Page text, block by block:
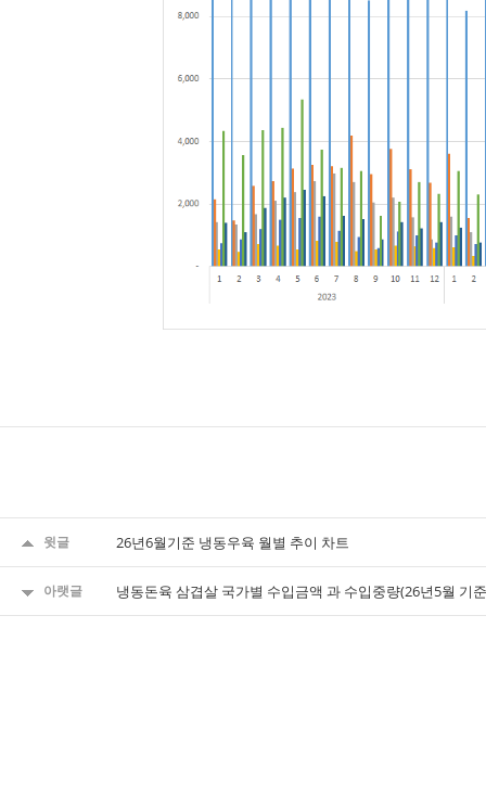
윗글 26년6월기준 냉동우육 월별 추이 차트
아랫글 냉동돈육 삼겹살 국가별 수입금액 과 수입중량(26년5월 기